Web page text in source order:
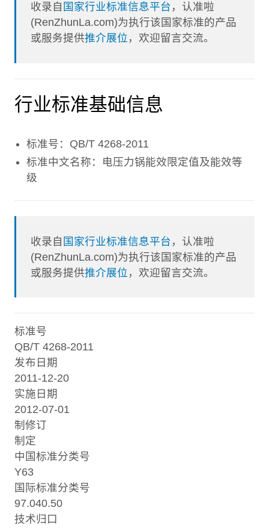
收录自 国家行业标准信息平台 ，认准啦
(RenZhunLa.com)为执行该国家标准的产品
或服务提供推介展位 ，欢迎留言交流。
行业标准基础信息
标准号：QB/T 4268-2011
标准中文名称：电压力锅能效限定值及能效等
级
收录自 国家行业标准信息平台 ，认准啦
(RenZhunLa.com)为执行该国家标准的产品
或服务提供推介展位 ，欢迎留言交流。
标准号
QB/T 4268-2011
发布日期
2011-12-20
实施日期
2012-07-01
制修订
制定
中国标准分类号
Y63
国际标准分类号
97.040.50
技术归口